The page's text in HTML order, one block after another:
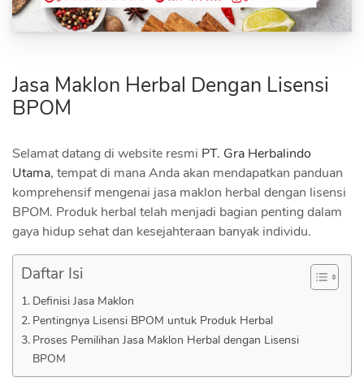
Jasa Maklon Herbal Dengan Lisensi
BPOM
Selamat datang di website resmi PT. Gra Herbalindo
Utama, tempat di mana Anda akan mendapatkan panduan
komprehensif mengenai jasa maklon herbal dengan lisensi
BPOM. Produk herbal telah menjadi bagian penting dalam
gaya hidup sehat dan kesejahteraan banyak individu.
Daftar Isi
Definisi Jasa Maklon
Pentingnya Lisensi BPOM untuk Produk Herbal
Proses Pemilihan Jasa Maklon Herbal dengan Lisensi
BPOM